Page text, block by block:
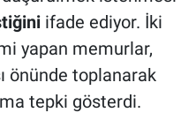
ifade ediyor. İki
yapan memurlar,
önünde toplanarak
tepki gösterdi.